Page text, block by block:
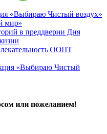
«Выбираю Чистый воздух»
мир»
в преддверии Дня
ООПТ
«Выбираю Чистый
или пожеланием!